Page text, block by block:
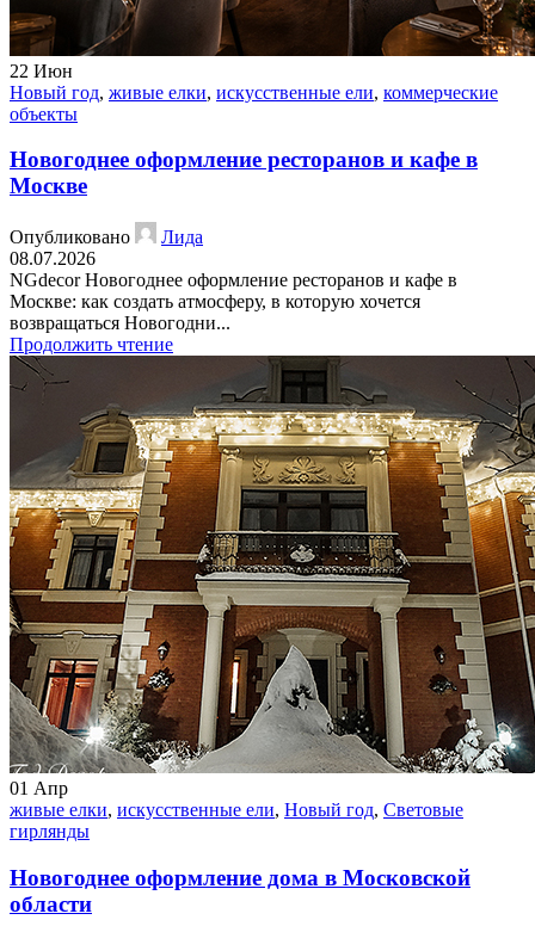
22 Июн
Новый год, живые елки, искусственные ели, коммерческие
объекты
Новогоднее оформление ресторанов и кафе в
Москве
Опубликовано
Лида
08.07.2026
NGdecor Новогоднее оформление ресторанов и кафе в
Москве: как создать атмосферу, в которую хочется
возвращаться Новогодни...
Продолжить чтение
01 Апр
живые елки, искусственные ели, Новый год, Световые
гирлянды
Новогоднее оформление дома в Московской
области